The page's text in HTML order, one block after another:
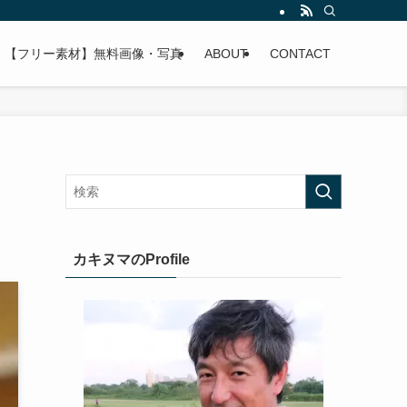
【フリー素材】無料画像・写真 ABOUT CONTACT
カキヌマのProfile